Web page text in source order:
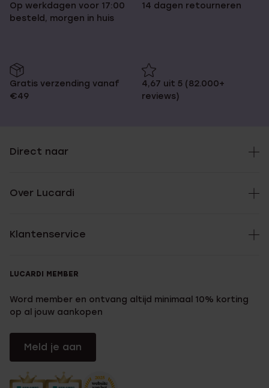
Op werkdagen voor 17:00
besteld, morgen in huis
14 dagen retourneren
Gratis verzending vanaf
€49
4,67 uit 5 (82.000+
reviews)
Direct naar
Over Lucardi
Klantenservice
LUCARDI MEMBER
Word member en ontvang altijd minimaal 10% korting
op al jouw aankopen
Meld je aan